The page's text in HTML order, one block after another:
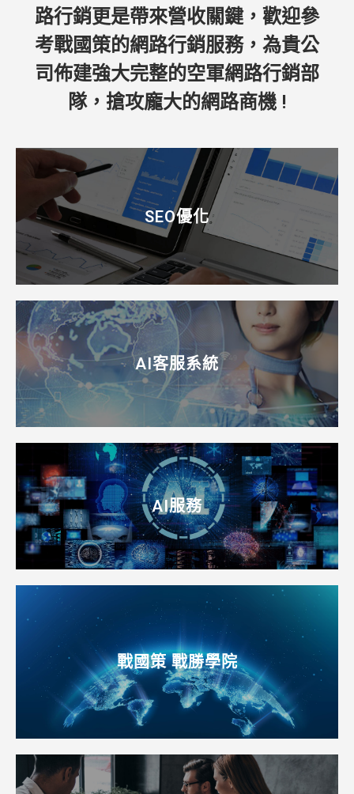
路行銷更是帶來營收關鍵，歡迎參
考戰國策的網路行銷服務，為貴公
司佈建強大完整的空軍網路行銷部
隊，搶攻龐大的網路商機 !
SEO優化
AI客服系統
AI服務
戰國策 戰勝學院